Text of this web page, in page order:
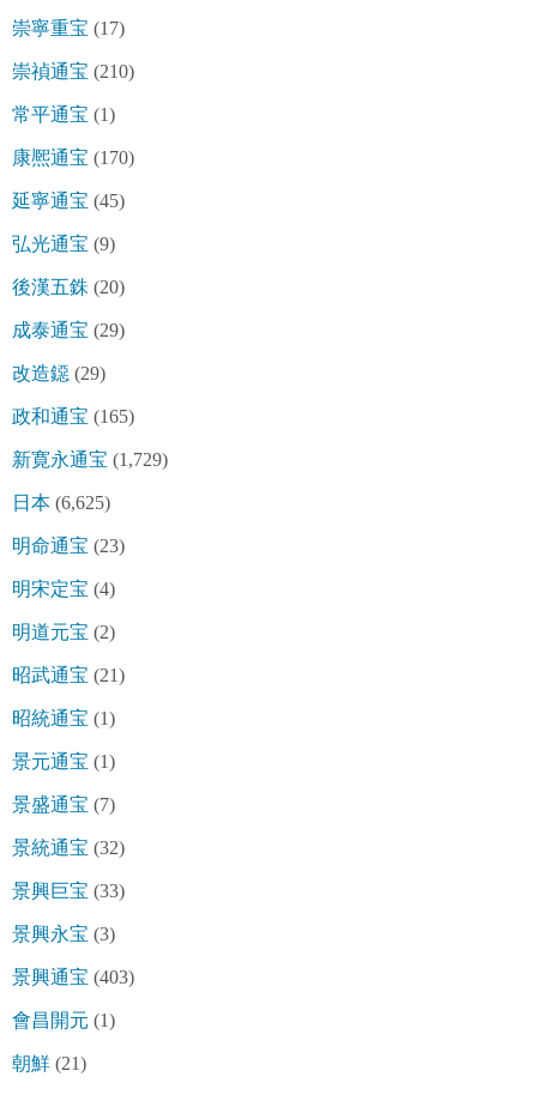
崇寧重宝 (17)
崇禎通宝 (210)
常平通宝 (1)
康熈通宝 (170)
延寧通宝 (45)
弘光通宝 (9)
後漢五銖 (20)
成泰通宝 (29)
改造鐚 (29)
政和通宝 (165)
新寛永通宝 (1,729)
日本 (6,625)
明命通宝 (23)
明宋定宝 (4)
明道元宝 (2)
昭武通宝 (21)
昭統通宝 (1)
景元通宝 (1)
景盛通宝 (7)
景統通宝 (32)
景興巨宝 (33)
景興永宝 (3)
景興通宝 (403)
會昌開元 (1)
朝鮮 (21)